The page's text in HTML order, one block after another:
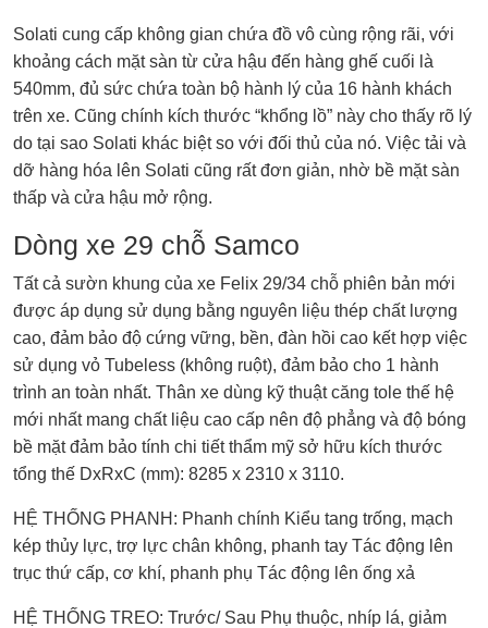
Solati cung cấp không gian chứa đồ vô cùng rộng rãi, với
khoảng cách mặt sàn từ cửa hậu đến hàng ghế cuối là
540mm, đủ sức chứa toàn bộ hành lý của 16 hành khách
trên xe. Cũng chính kích thước “khổng lồ” này cho thấy rõ lý
do tại sao Solati khác biệt so với đối thủ của nó. Việc tải và
dỡ hàng hóa lên Solati cũng rất đơn giản, nhờ bề mặt sàn
thấp và cửa hậu mở rộng.
Dòng xe 29 chỗ Samco
Tất cả sườn khung của xe Felix 29/34 chỗ phiên bản mới
được áp dụng sử dụng bằng nguyên liệu thép chất lượng
cao, đảm bảo độ cứng vững, bền, đàn hồi cao kết hợp việc
sử dụng vỏ Tubeless (không ruột), đảm bảo cho 1 hành
trình an toàn nhất. Thân xe dùng kỹ thuật căng tole thế hệ
mới nhất mang chất liệu cao cấp nên độ phẳng và độ bóng
bề mặt đảm bảo tính chi tiết thẩm mỹ sở hữu kích thước
tổng thế DxRxC (mm): 8285 x 2310 x 3110.
HỆ THỐNG PHANH: Phanh chính Kiểu tang trống, mạch
kép thủy lực, trợ lực chân không, phanh tay Tác động lên
trục thứ cấp, cơ khí, phanh phụ Tác động lên ống xả
HỆ THỐNG TREO: Trước/ Sau Phụ thuộc, nhíp lá, giảm